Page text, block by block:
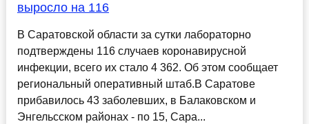
выросло на 116
В Саратовской области за сутки лабораторно
подтверждены 116 случаев коронавирусной
инфекции, всего их стало 4 362. Об этом сообщает
региональный оперативный штаб.В Саратове
прибавилось 43 заболевших, в Балаковском и
Энгельсском районах - по 15, Сара...